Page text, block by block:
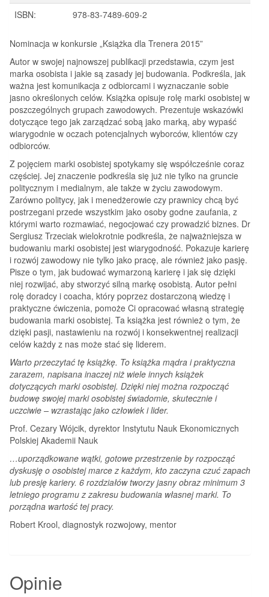
ISBN: 978-83-7489-609-2
Nominacja w konkursie „Książka dla Trenera 2015”
Autor w swojej najnowszej publikacji przedstawia, czym jest
marka osobista i jakie są zasady jej budowania. Podkreśla, jak
ważna jest komunikacja z odbiorcami i wyznaczanie sobie
jasno określonych celów. Książka opisuje rolę marki osobistej w
poszczególnych grupach zawodowych. Prezentuje wskazówki
dotyczące tego jak zarządzać sobą jako marką, aby wypaść
wiarygodnie w oczach potencjalnych wyborców, klientów czy
odbiorców.
Z pojęciem marki osobistej spotykamy się współcześnie coraz
częściej. Jej znaczenie podkreśla się już nie tylko na gruncie
politycznym i medialnym, ale także w życiu zawodowym.
Zarówno politycy, jak i menedżerowie czy prawnicy chcą być
postrzegani przede wszystkim jako osoby godne zaufania, z
którymi warto rozmawiać, negocjować czy prowadzić biznes. Dr
Sergiusz Trzeciak wielokrotnie podkreśla, że najważniejsza w
budowaniu marki osobistej jest wiarygodność. Pokazuje karierę
i rozwój zawodowy nie tylko jako pracę, ale również jako pasję.
Pisze o tym, jak budować wymarzoną karierę i jak się dzięki
niej rozwijać, aby stworzyć silną markę osobistą. Autor pełni
rolę doradcy i coacha, który poprzez dostarczoną wiedzę i
praktyczne ćwiczenia, pomoże Ci opracować własną strategię
budowania marki osobistej. Ta książka jest również o tym, że
dzięki pasji, nastawieniu na rozwój i konsekwentnej realizacji
celów każdy z nas może stać się liderem.
Warto przeczytać tę książkę. To książka mądra i praktyczna
zarazem, napisana inaczej niż wiele innych książek
dotyczących marki osobistej. Dzięki niej można rozpocząć
budowę swojej marki osobistej świadomie, skutecznie i
uczciwie – wzrastając jako człowiek i lider.
Prof. Cezary Wójcik, dyrektor Instytutu Nauk Ekonomicznych
Polskiej Akademii Nauk
…uporządkowane wątki, gotowe przestrzenie by rozpocząć
dyskusję o osobistej marce z każdym, kto zaczyna czuć zapach
lub presję kariery. 6 rozdziałów tworzy jasny obraz minimum 3
letniego programu z zakresu budowania własnej marki. To
porządna wartość tej pracy.
Robert Krool, diagnostyk rozwojowy, mentor
Opinie